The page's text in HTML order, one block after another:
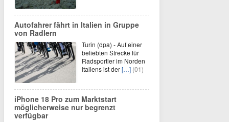
Autofahrer fährt in Italien in Gruppe
von Radlern
Turin (dpa) - Auf einer
beliebten Strecke für
Radsportler im Norden
Italiens ist der[…] (01)
iPhone 18 Pro zum Marktstart
möglicherweise nur begrenzt
verfügbar